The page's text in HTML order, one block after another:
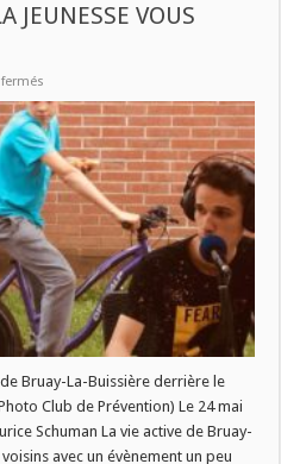
JEUNESSE VOUS
MAGAZINE
:
LA
JEUNESSE
VOUS
PARLE
Bruay-La-Buissière derrière le
Club de Prévention) Le 24 mai
Schuman La vie active de Bruay-
avec un évènement un peu